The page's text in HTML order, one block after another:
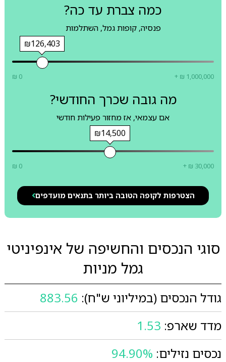
כמה צברת עד כה?
פנסיה, קופות גמל, השתלמות
₪126,403
₪ 0 + ₪ 1,000,000
מה גובה שכרך החודשי?
אם עצמאי, אז מחזור פעילות חודשי
₪14,500
₪ 0 + ₪ 30,000
הצטרפות לקופה הטובה ביותר בתנאים מועדפים
סוגי הנכסים והחשיפה של אינפיניטי
גמל מניות
גודל הנכסים (במיליוני ש"ח): 883.56
מדד שארפ: 1.53
נכסים נזילים: 94.90%